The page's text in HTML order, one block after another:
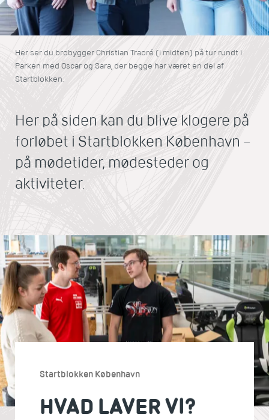
Her ser du brobygger Christian Traoré (i midten) på tur rundt i
Parken med Oscar og Sara, der begge har været en del af
Startblokken.
Her på siden kan du blive klogere på
forløbet i Startblokken København –
på mødetider, mødesteder og
aktiviteter.
Startblokken København
HVAD LAVER VI?